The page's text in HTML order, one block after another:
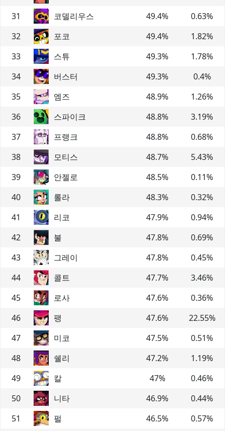
31
코델리우스 49.4% 0.63%
32
포코 49.4% 1.82%
33
스튜 49.3% 1.78%
34
버스터 49.3% 0.4%
35
엠즈 48.9% 1.26%
36
스파이크 48.8% 3.19%
37
프랭크 48.8% 0.68%
38
모티스 48.7% 5.43%
39
안젤로 48.5% 0.11%
40
롤라 48.3% 0.32%
41
리코 47.9% 0.94%
42
불 47.8% 0.69%
43
그레이 47.8% 0.45%
44
콜트 47.7% 3.46%
45
로사 47.6% 0.36%
46
팽 47.6% 22.55%
47
미코 47.5% 0.51%
48
쉘리 47.2% 1.19%
49
칼 47% 0.46%
50
니타 46.9% 0.44%
51
펄 46.5% 0.57%